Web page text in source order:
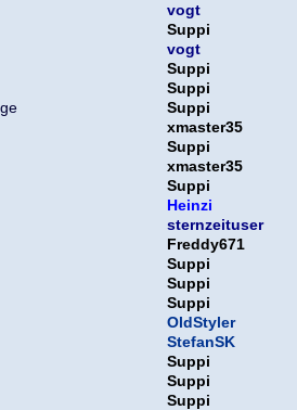
vogt
Suppi
vogt
Suppi
Suppi
Suppi
xmaster35
Suppi
xmaster35
Suppi
Heinzi
sternzeituser
Freddy671
Suppi
Suppi
Suppi
OldStyler
StefanSK
Suppi
Suppi
Suppi